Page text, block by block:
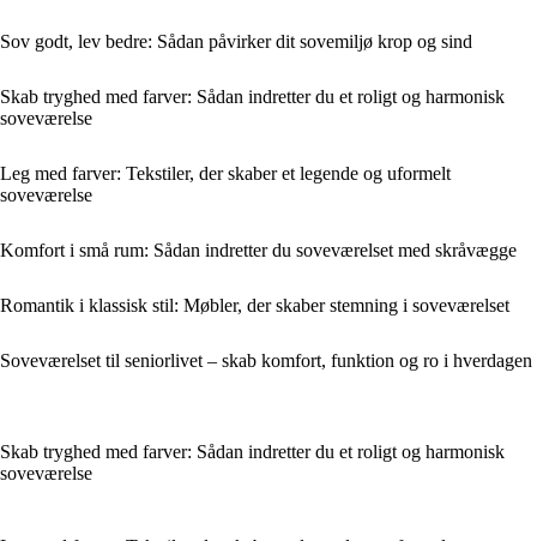
Sov godt, lev bedre: Sådan påvirker dit sovemiljø krop og sind
Skab tryghed med farver: Sådan indretter du et roligt og harmonisk
soveværelse
Leg med farver: Tekstiler, der skaber et legende og uformelt
soveværelse
Komfort i små rum: Sådan indretter du soveværelset med skråvægge
Romantik i klassisk stil: Møbler, der skaber stemning i soveværelset
Soveværelset til seniorlivet – skab komfort, funktion og ro i hverdagen
Skab tryghed med farver: Sådan indretter du et roligt og harmonisk
soveværelse